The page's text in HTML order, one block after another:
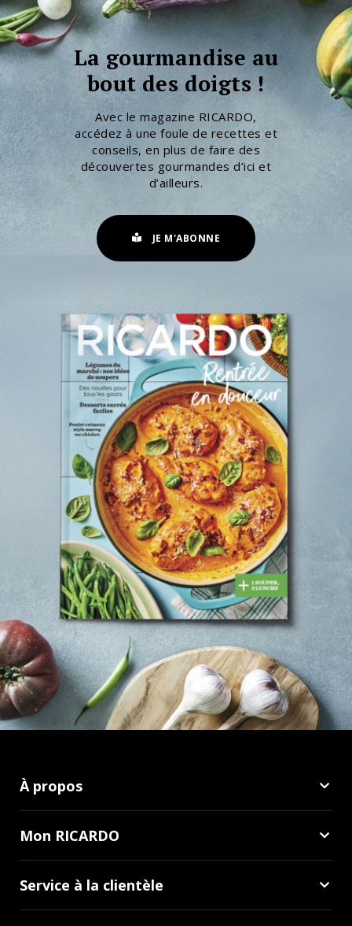
La gourmandise au
bout des doigts !
Avec le magazine RICARDO,
accédez à une foule de recettes et
conseils, en plus de faire des
découvertes gourmandes d’ici et
d’ailleurs.
JE M'ABONNE
À propos
Mon RICARDO
Service à la clientèle